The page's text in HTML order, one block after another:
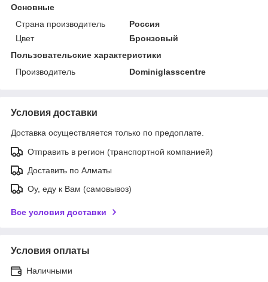
Основные
Страна производитель
Россия
Цвет
Бронзовый
Пользовательские характеристики
Производитель
Dominiglasscentre
Условия доставки
Доставка осуществляется только по предоплате.
Отправить в регион (транспортной компанией)
Доставить по Алматы
Оу, еду к Вам (самовывоз)
Все условия доставки
Условия оплаты
Наличными